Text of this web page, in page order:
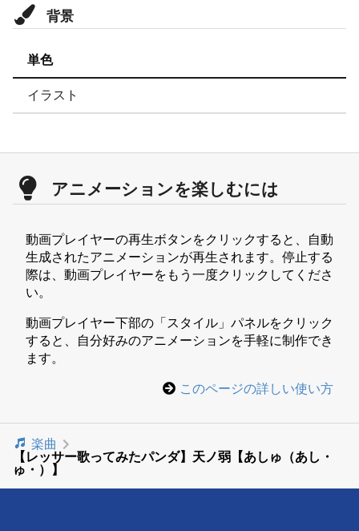
背景
単色
イラスト
アニメーションを楽しむには
動画プレイヤーの再生ボタンをクリックすると、自動
生成されたアニメーションが再生されます。停止する
際は、動画プレイヤーをもう一度クリックしてくださ
い。
動画プレイヤー下部の「スタイル」パネルをクリック
すると、自分好みのアニメーションを手軽に制作でき
ます。
このページの詳しい使い方
楽曲
【レッサー歌ってみたパンダ】天ノ弱【あしゅ（あし・
ゅ・）】